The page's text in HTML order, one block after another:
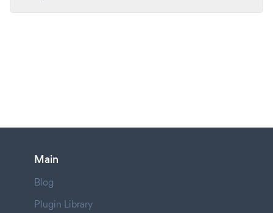
Main
Blog
Plugin Library